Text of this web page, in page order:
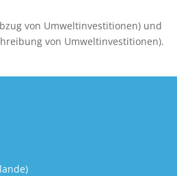
von Umweltinvestitionen) und
von Umweltinvestitionen).